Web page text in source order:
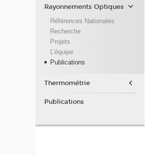
Rayonnements Optiques
Références Nationales
Recherche
Projets
L'équipe
Publications
Thermométrie
Publications